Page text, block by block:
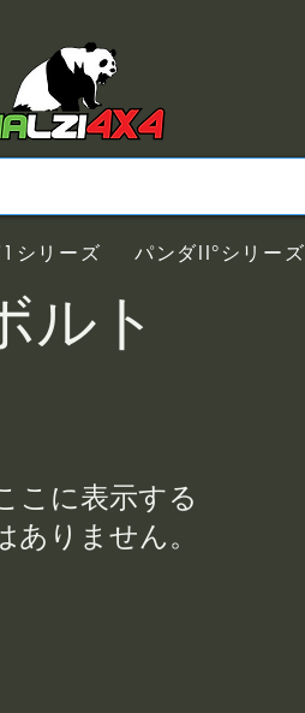
シリーズ パンダII°シリーズ
ルト
こに表示する
ありません。